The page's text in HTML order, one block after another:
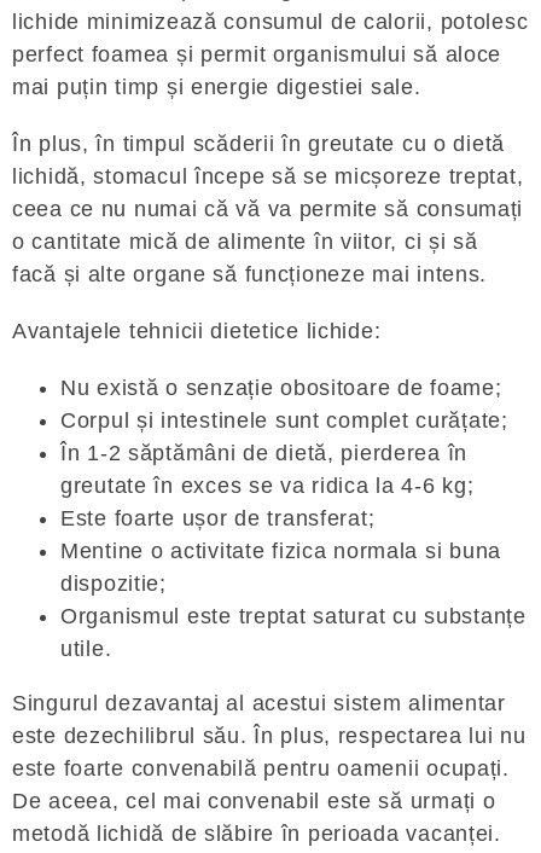
lichide minimizează consumul de calorii, potolesc
perfect foamea și permit organismului să aloce
mai puțin timp și energie digestiei sale.
În plus, în timpul scăderii în greutate cu o dietă
lichidă, stomacul începe să se micșoreze treptat,
ceea ce nu numai că vă va permite să consumați
o cantitate mică de alimente în viitor, ci și să
facă și alte organe să funcționeze mai intens.
Avantajele tehnicii dietetice lichide:
Nu există o senzație obositoare de foame;
Corpul și intestinele sunt complet curățate;
În 1-2 săptămâni de dietă, pierderea în
greutate în exces se va ridica la 4-6 kg;
Este foarte ușor de transferat;
Mentine o activitate fizica normala si buna
dispozitie;
Organismul este treptat saturat cu substanțe
utile.
Singurul dezavantaj al acestui sistem alimentar
este dezechilibrul său. În plus, respectarea lui nu
este foarte convenabilă pentru oamenii ocupați.
De aceea, cel mai convenabil este să urmați o
metodă lichidă de slăbire în perioada vacanței.